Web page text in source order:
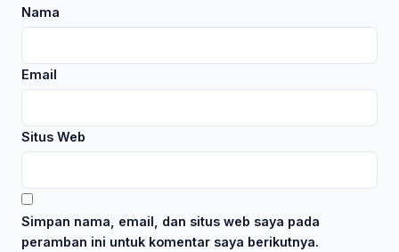
Nama
Email
Situs Web
Simpan nama, email, dan situs web saya pada
peramban ini untuk komentar saya berikutnya.